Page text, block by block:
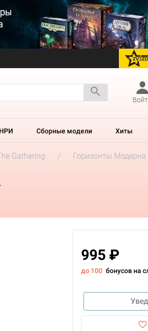
НРИ Сборные модели Хиты
Gathering
Горизонты Модерна
995 ₽
до 100 бонусов на